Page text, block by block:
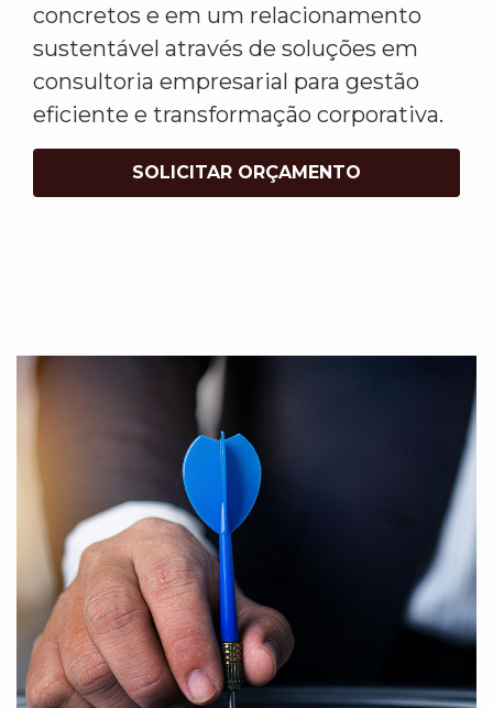
concretos e em um relacionamento
sustentável através de soluções em
consultoria empresarial para gestão
eficiente e transformação corporativa.
SOLICITAR ORÇAMENTO